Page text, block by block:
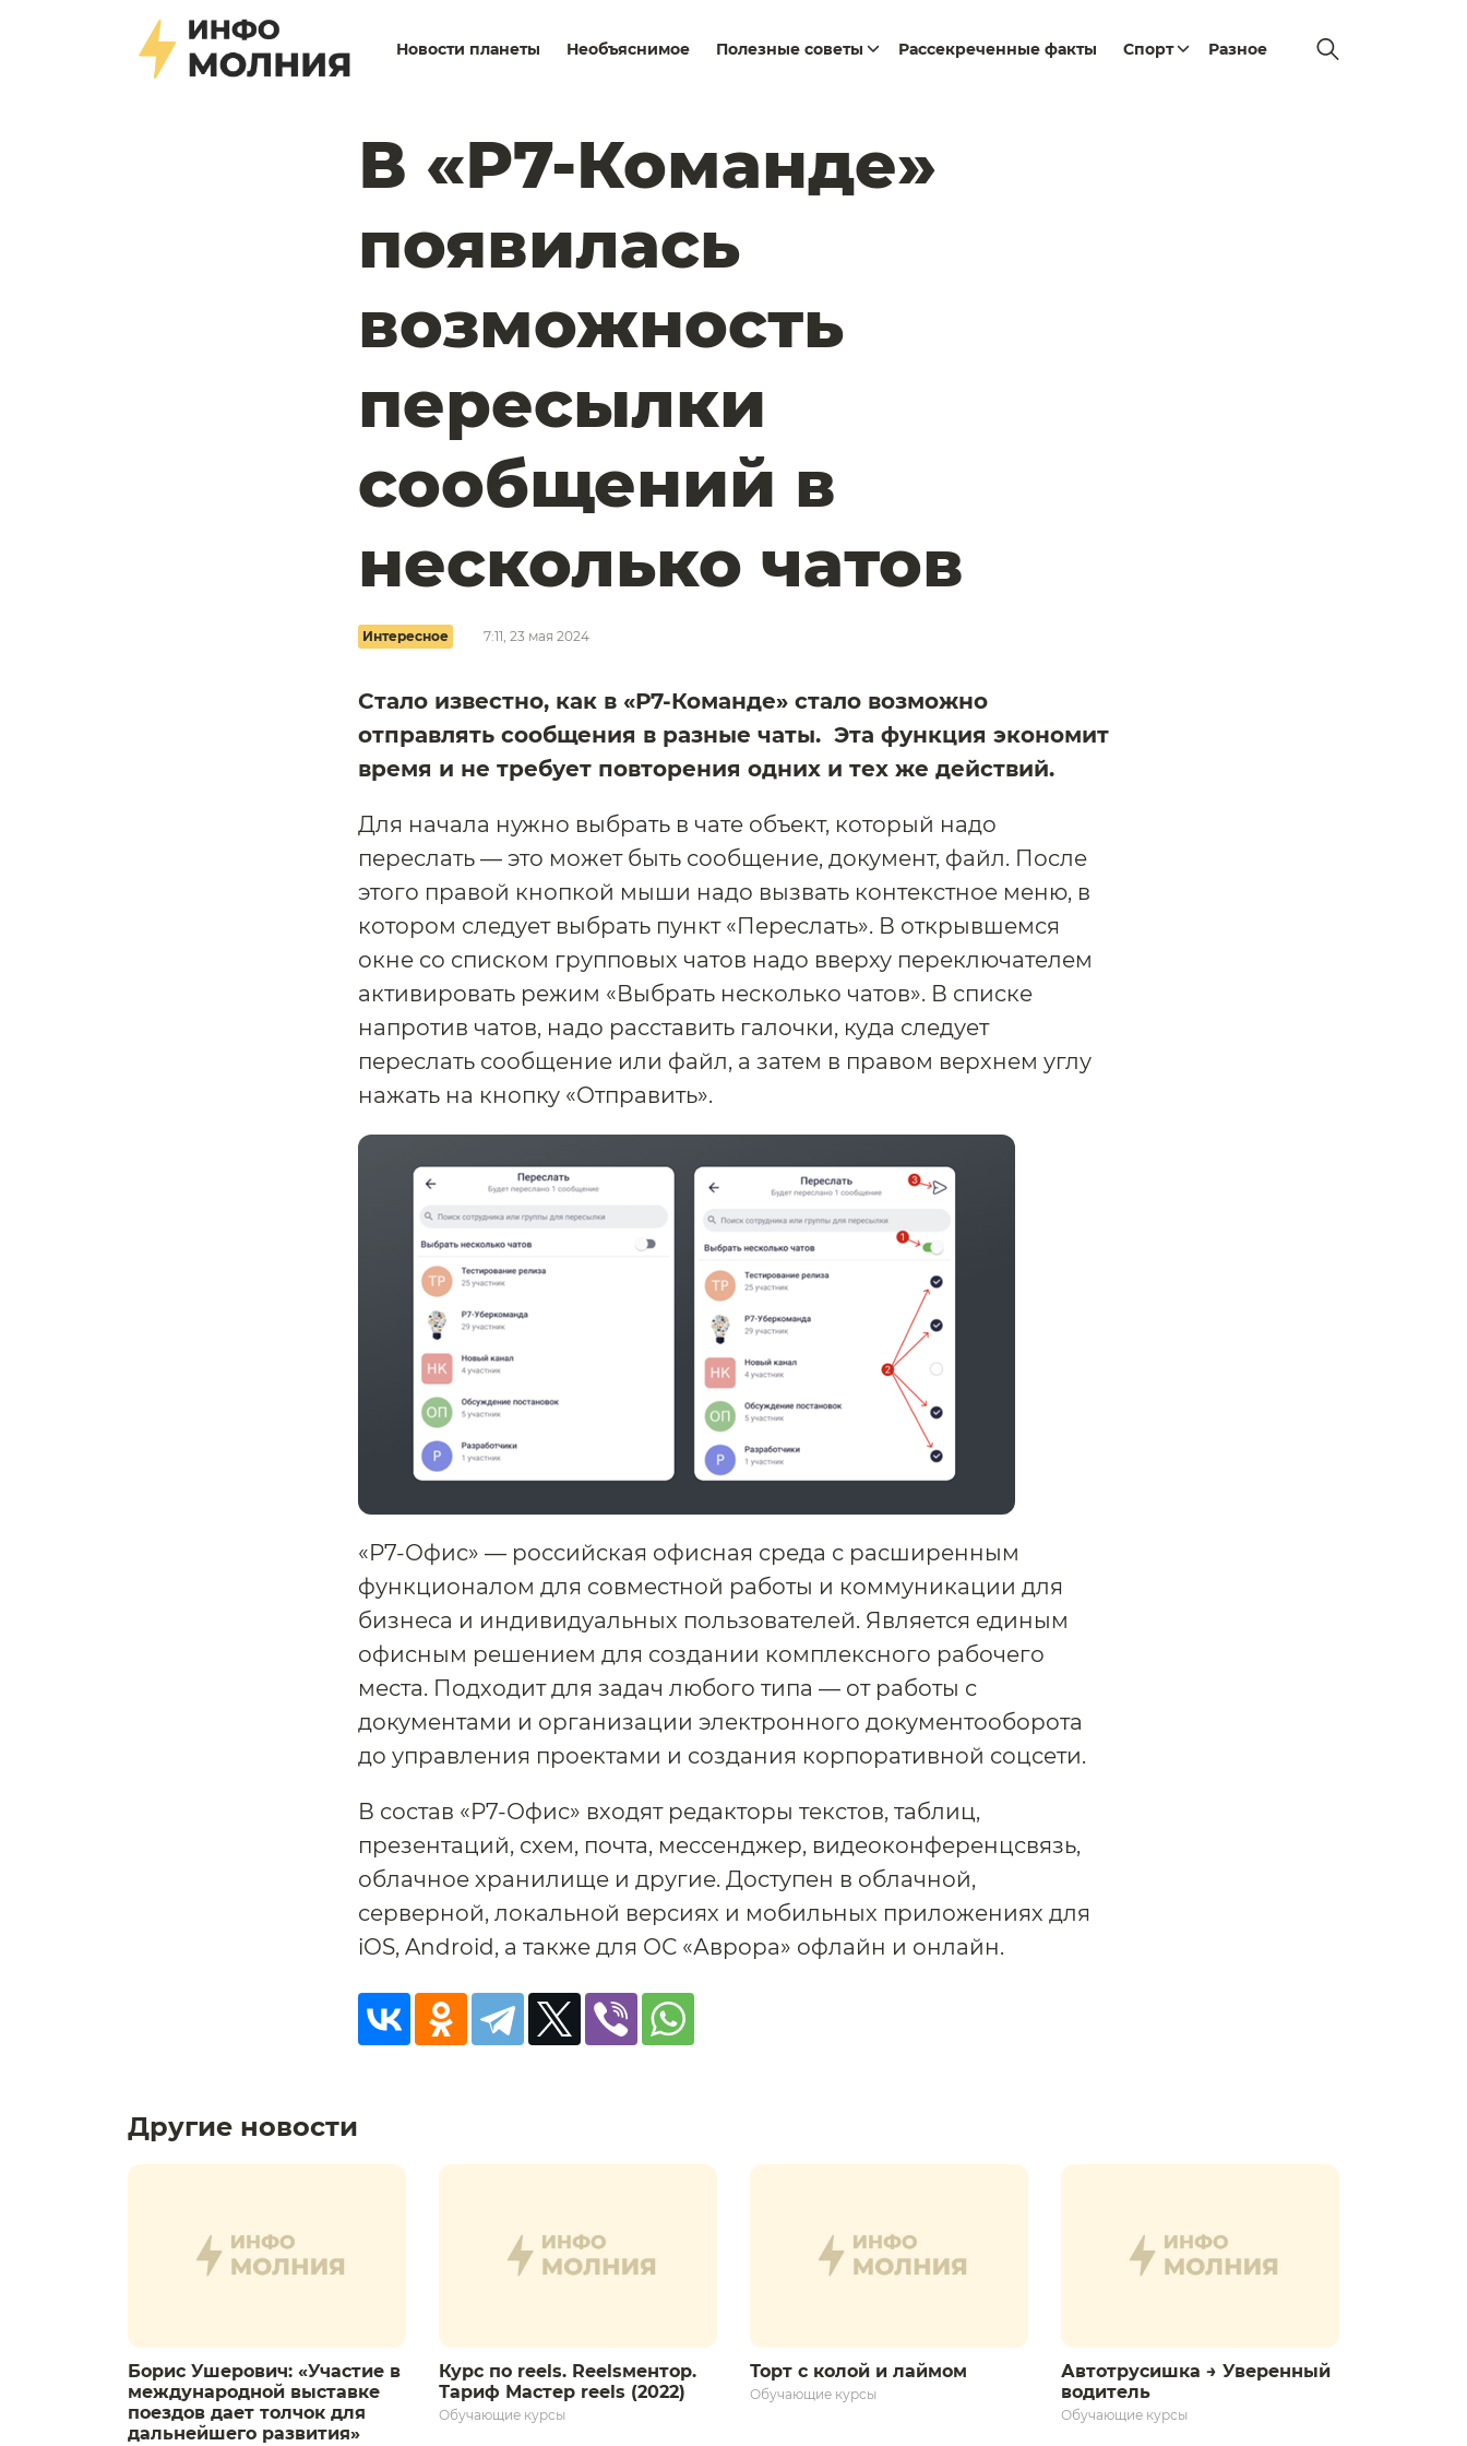
Новости планеты Необъяснимое Полезные советы Рассекреченные факты Спорт Разное
В «Р7-Команде»
появилась
возможность
пересылки
сообщений в
несколько чатов
Интересное 7:11, 23 мая 2024
Стало известно, как в «Р7-Команде» стало возможно
отправлять сообщения в разные чаты. Эта функция экономит
время и не требует повторения одних и тех же действий.
Для начала нужно выбрать в чате объект, который надо
переслать — это может быть сообщение, документ, файл. После
этого правой кнопкой мыши надо вызвать контекстное меню, в
котором следует выбрать пункт «Переслать». В открывшемся
окне со списком групповых чатов надо вверху переключателем
активировать режим «Выбрать несколько чатов». В списке
напротив чатов, надо расставить галочки, куда следует
переслать сообщение или файл, а затем в правом верхнем углу
нажать на кнопку «Отправить».
«Р7-Офис» — российская офисная среда с расширенным
функционалом для совместной работы и коммуникации для
бизнеса и индивидуальных пользователей. Является единым
офисным решением для создании комплексного рабочего
места. Подходит для задач любого типа — от работы с
документами и организации электронного документооборота
до управления проектами и создания корпоративной соцсети.
В состав «Р7-Офис» входят редакторы текстов, таблиц,
презентаций, схем, почта, мессенджер, видеоконференцсвязь,
облачное хранилище и другие. Доступен в облачной,
серверной, локальной версиях и мобильных приложениях для
iOS, Android, а также для ОС «Аврора» офлайн и онлайн.
Другие новости
Борис Ушерович: «Участие в
международной выставке
поездов дает толчок для
дальнейшего развития»
Курс по reels. Reelsментор.
Тариф Мастер reels (2022)
Обучающие курсы
Торт с колой и лаймом
Обучающие курсы
Автотрусишка → Уверенный
водитель​
Обучающие курсы